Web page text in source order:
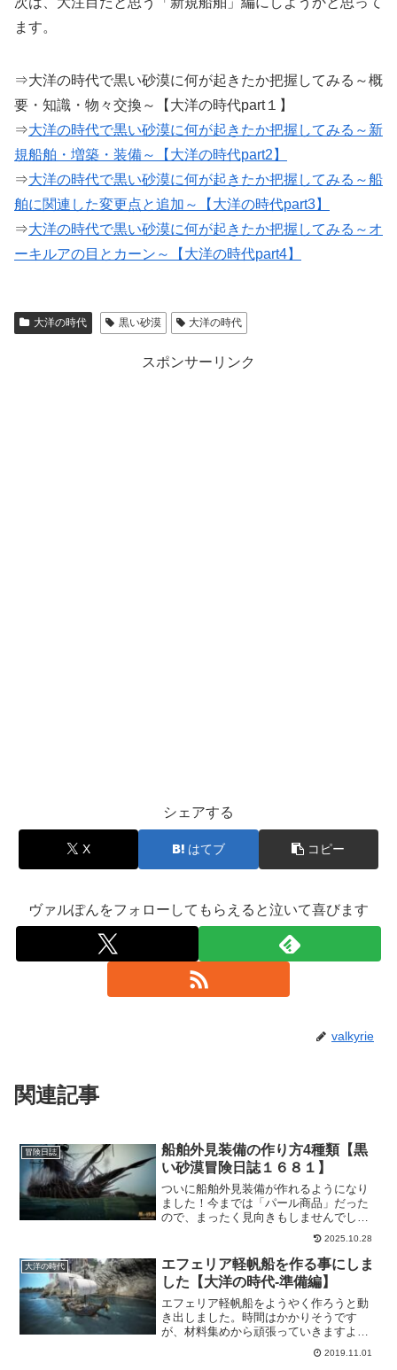
ます。
⇒大洋の時代で黒い砂漠に何が起きたか把握してみる～概
要・知識・物々交換～【大洋の時代part１】
⇒大洋の時代で黒い砂漠に何が起きたか把握してみる～新
規船舶・増築・装備～【大洋の時代part2】
⇒大洋の時代で黒い砂漠に何が起きたか把握してみる～船
舶に関連した変更点と追加～【大洋の時代part3】
⇒大洋の時代で黒い砂漠に何が起きたか把握してみる～オ
ーキルアの目とカーン～【大洋の時代part4】
大洋の時代 黒い砂漠 大洋の時代
スポンサーリンク
シェアする
X はてブ コピー
ヴァルぽんをフォローしてもらえると泣いて喜びます
valkyrie
関連記事
冒険日誌
船舶外見装備の作り方4種類【黒
い砂漠冒険日誌１６８１】
ついに船舶外見装備が作れるようになり
ました！今までは「パール商品」だった
ので、まったく見向きもしませんでした
けど、作れるというのなら話は変わって
きます！海にあまり出ない私ですが、自
分の船舶外見装備を作れるなら、頑張っ
てみようかなと思えます。
2025.10.28
大洋の時代
エフェリア軽帆船を作る事にしま
した【大洋の時代-準備編】
エフェリア軽帆船をようやく作ろうと動
き出しました。時間はかかりそうです
が、材料集めから頑張っていきますよ
2019.11.01